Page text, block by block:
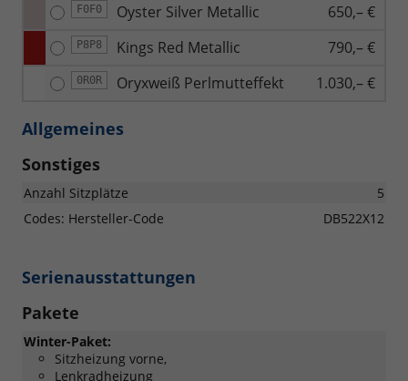
F0F0 Oyster Silver Metallic 650,– €
P8P8 Kings Red Metallic 790,– €
0R0R Oryxweiß Perlmutteffekt 1.030,– €
Allgemeines
Sonstiges
Anzahl Sitzplätze
5
Codes: Hersteller-Code
DB522X12
Serienausstattungen
Pakete
Winter-Paket:
Sitzheizung vorne,
Lenkradheizung